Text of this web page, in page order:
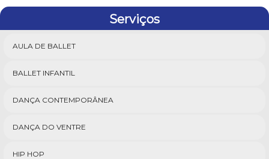
Serviços
AULA DE BALLET
BALLET INFANTIL
DANÇA CONTEMPORÂNEA
DANÇA DO VENTRE
HIP HOP